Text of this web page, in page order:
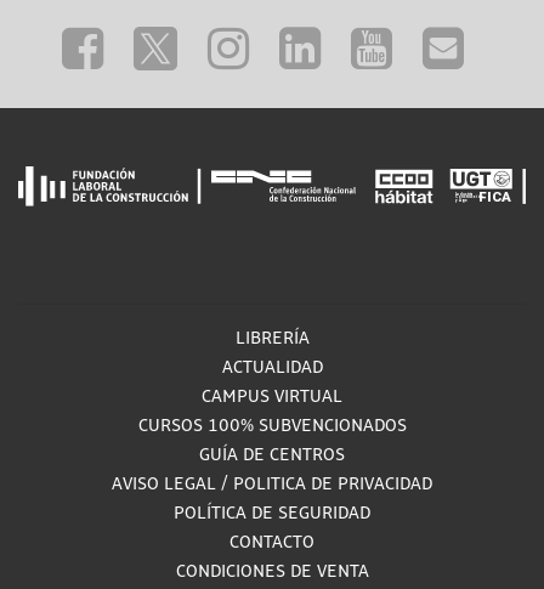
LIBRERÍA
ACTUALIDAD
CAMPUS VIRTUAL
CURSOS 100% SUBVENCIONADOS
GUÍA DE CENTROS
AVISO LEGAL / POLITICA DE PRIVACIDAD
POLÍTICA DE SEGURIDAD
CONTACTO
CONDICIONES DE VENTA